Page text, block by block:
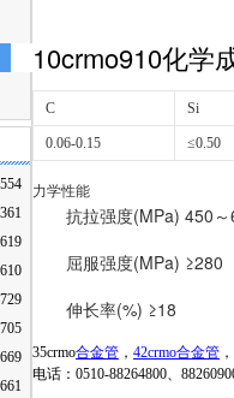
10crmo910化学
C Si
0.06-0.15 ≤0.50
力学性能
抗拉强度(MPa) 450
屈服强度(MPa) ≥280
伸长率(%) ≥18
35crmo合金管 ， 42crmo合金管 ，
电话：0510-88264800、